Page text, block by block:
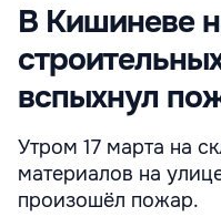
В Кишиневе
вспыхнул
Утром 17 марта на
материалов на
произошёл пожар.